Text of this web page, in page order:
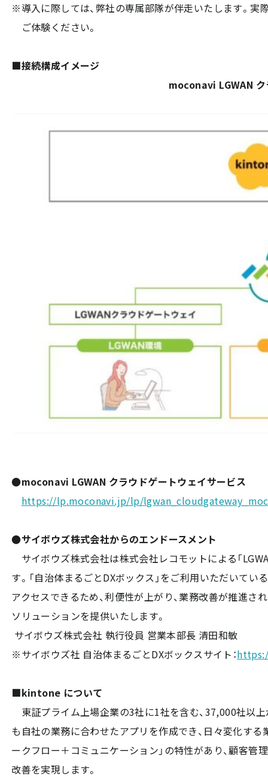
※導入に際しては、弊社の専属部隊が伴走いたします。
ご体験ください。
■接続構成イメージ
moconavi LGWAN
●moconavi LGWAN クラウドゲートウェイサービス
https://lp.moconavi.jp/lp/
●サイボウズ株式会社からのエンドースメント
サイボウズ株式会社は株式会社レコモットによる「
す。「自治体まるごとDXボックス」をご利用いただいて
アクセスできるため、利便性が上がり、業務改善が推進
ソリューションを提供いたします。
サイボウズ株式会社 執行役員 営業本部長 清田和敏
※サイボウズ社 自治体まるごとDXボックスサイト：
■kintone について
東証プライム上場企業の3社に1社を含む、37,000社以
も自社の業務に合わせたアプリを作成でき、日々変化す
ークフロー＋コミュニケーション」の特性があり、顧客管
改善を実現します。